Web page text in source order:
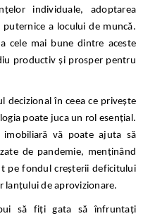
individuale, adoptarea
a locului de muncă.
cele mai bune dintre aceste
productiv și prosper pentru
decizional în ceea ce privește
poate juca un rol esențial.
vă poate ajuta să
de pandemie, menținând
pe fondul creșterii deficitului
lanțului de aprovizionare.
să fiți gata să înfruntați